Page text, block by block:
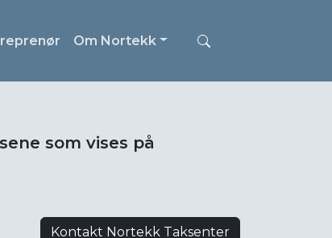
Om Nortekk
som vises på
Kontakt Nortekk Taksenter